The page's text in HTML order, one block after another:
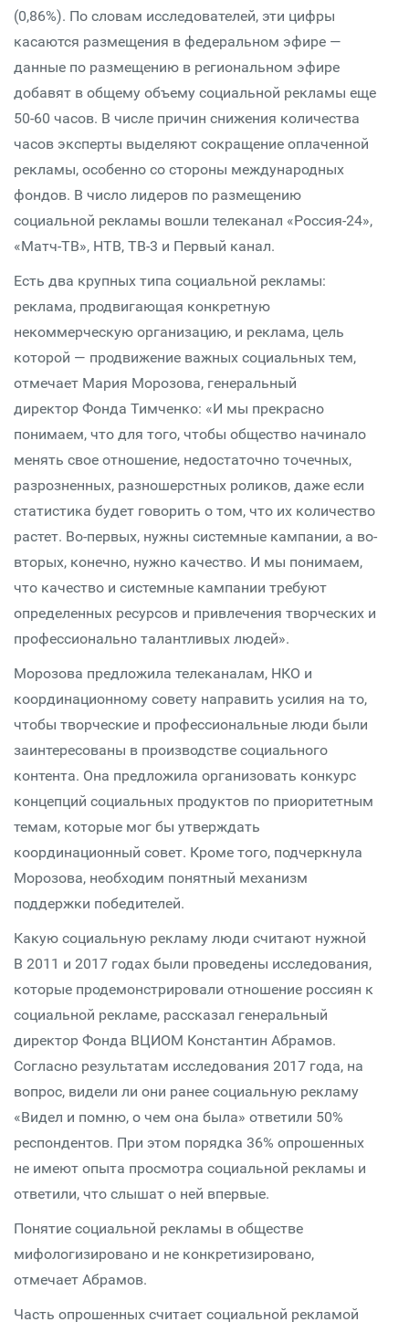
(0,86%). По словам исследователей, эти цифры
касаются размещения в федеральном эфире —
данные по размещению в региональном эфире
добавят в общему объему социальной рекламы еще
50-60 часов. В числе причин снижения количества
часов эксперты выделяют сокращение оплаченной
рекламы, особенно со стороны международных
фондов. В число лидеров по размещению
социальной рекламы вошли телеканал «Россия-24»,
«Матч-ТВ», НТВ, ТВ-3 и Первый канал.
Есть два крупных типа социальной рекламы:
реклама, продвигающая конкретную
некоммерческую организацию, и реклама, цель
которой — продвижение важных социальных тем,
отмечает Мария Морозова, генеральный
директор Фонда Тимченко: «И мы прекрасно
понимаем, что для того, чтобы общество начинало
менять свое отношение, недостаточно точечных,
разрозненных, разношерстных роликов, даже если
статистика будет говорить о том, что их количество
растет. Во-первых, нужны системные кампании, а во-
вторых, конечно, нужно качество. И мы понимаем,
что качество и системные кампании требуют
определенных ресурсов и привлечения творческих и
профессионально талантливых людей».
Морозова предложила телеканалам, НКО и
координационному совету направить усилия на то,
чтобы творческие и профессиональные люди были
заинтересованы в производстве социального
контента. Она предложила организовать конкурс
концепций социальных продуктов по приоритетным
темам, которые мог бы утверждать
координационный совет. Кроме того, подчеркнула
Морозова, необходим понятный механизм
поддержки победителей.
Какую социальную рекламу люди считают нужной
В 2011 и 2017 годах были проведены исследования,
которые продемонстрировали отношение россиян к
социальной рекламе, рассказал генеральный
директор Фонда ВЦИОМ Константин Абрамов.
Согласно результатам исследования 2017 года, на
вопрос, видели ли они ранее социальную рекламу
«Видел и помню, о чем она была» ответили 50%
респондентов. При этом порядка 36% опрошенных
не имеют опыта просмотра социальной рекламы и
ответили, что слышат о ней впервые.
Понятие социальной рекламы в обществе
мифологизировано и не конкретизировано,
отмечает Абрамов.
Часть опрошенных считает социальной рекламой